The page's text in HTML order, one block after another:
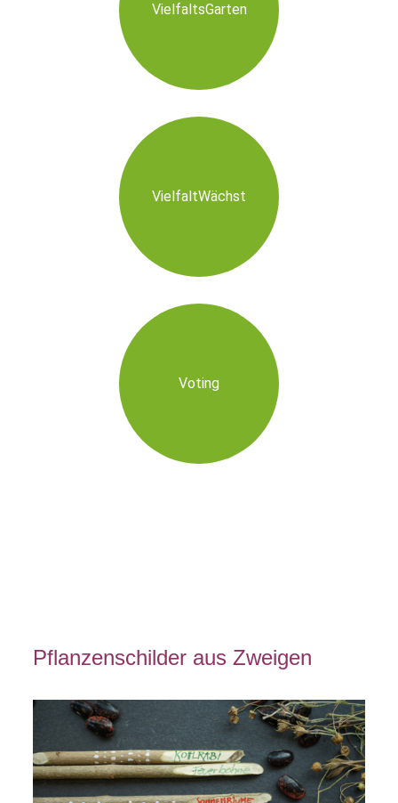
VielfaltsGarten
VielfaltWächst
Voting
Pflanzenschilder aus Zweigen